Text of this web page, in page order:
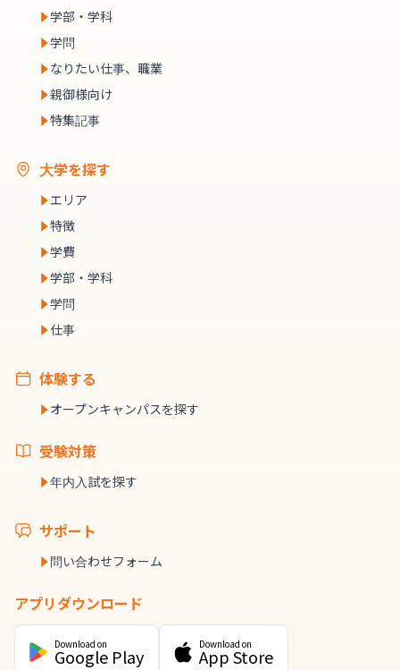
学部・学科
学問
なりたい仕事、職業
親御様向け
特集記事
大学を探す
エリア
特徴
学費
学部・学科
学問
仕事
体験する
オープンキャンパスを探す
受験対策
年内入試を探す
サポート
問い合わせフォーム
アプリダウンロード
Download on
Google Play
Download on
App Store